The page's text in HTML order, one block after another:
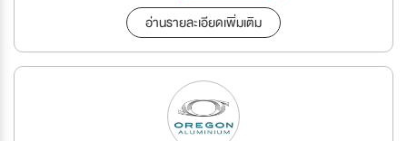
อ่านรายละเอียดเพิ่มเติม